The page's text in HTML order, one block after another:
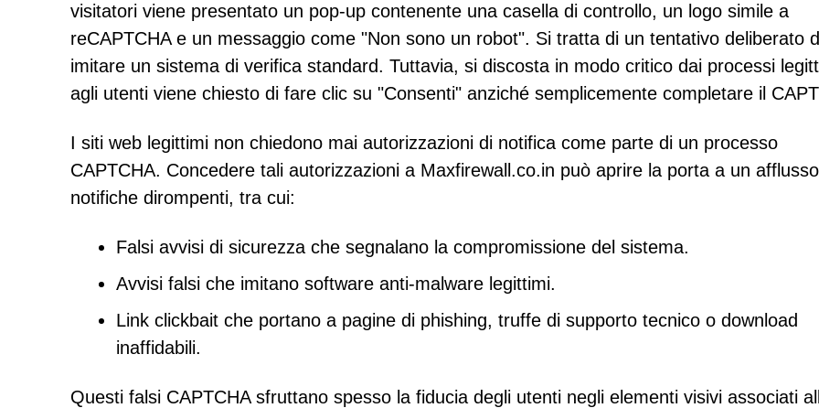
visitatori viene presentato un pop-up contenente una casella di controllo, un logo simile a
reCAPTCHA e un messaggio come "Non sono un robot". Si tratta di un tentativo deliberato
imitare un sistema di verifica standard. Tuttavia, si discosta in modo critico dai processi
agli utenti viene chiesto di fare clic su "Consenti" anziché semplicemente completare il
I siti web legittimi non chiedono mai autorizzazioni di notifica come parte di un processo
CAPTCHA. Concedere tali autorizzazioni a Maxfirewall.co.in può aprire la porta a un
notifiche dirompenti, tra cui:
Falsi avvisi di sicurezza che segnalano la compromissione del sistema.
Avvisi falsi che imitano software anti-malware legittimi.
Link clickbait che portano a pagine di phishing, truffe di supporto tecnico o download
inaffidabili.
Questi falsi CAPTCHA sfruttano spesso la fiducia degli utenti negli elementi visivi associati